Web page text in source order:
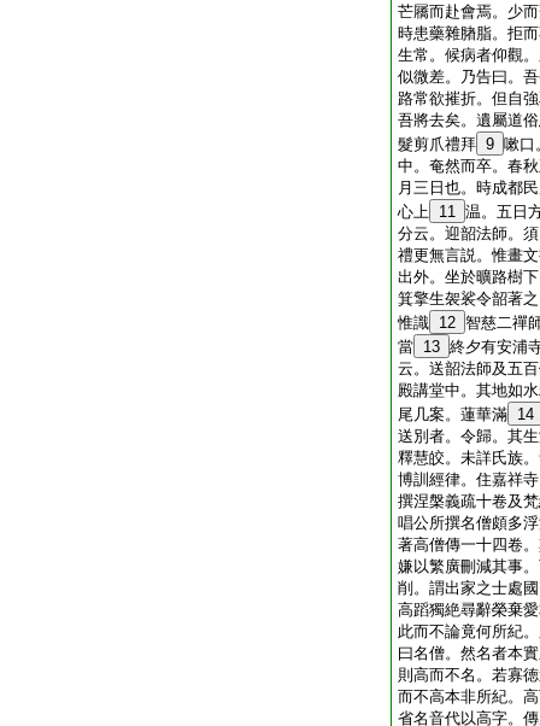
芒屩而赴會焉。少
時患藥雜䐗脂。拒
生常。候病者仰觀
似微差。乃告曰。
路常欲摧折。但自
吾將去矣。遺屬道
髮剪爪禮拜 9 嗽口
中。奄然而卒。春
月三日也。時成都
心上 11 温。五日
分云。迎韶法師。
禮更無言説。惟畫
出外。坐於曠路樹
箕擎生袈裟令韶著
惟識 12 智慈二禪
當 13 終夕有安浦
云。送韶法師及五
殿講堂中。其地如
尾几案。蓮華滿 14
送別者。令歸。其
釋慧皎。未詳氏族
博訓經律。住嘉祥
撰涅槃義疏十卷及
唱公所撰名僧頗多
著高僧傳一十四卷
嫌以繁廣刪減其事
削。謂出家之士處
高蹈獨絶尋辭榮棄
此而不論竟何所紀
曰名僧。然名者本
則高而不名。若寡
而不高本非所紀。
省名音代以高字。